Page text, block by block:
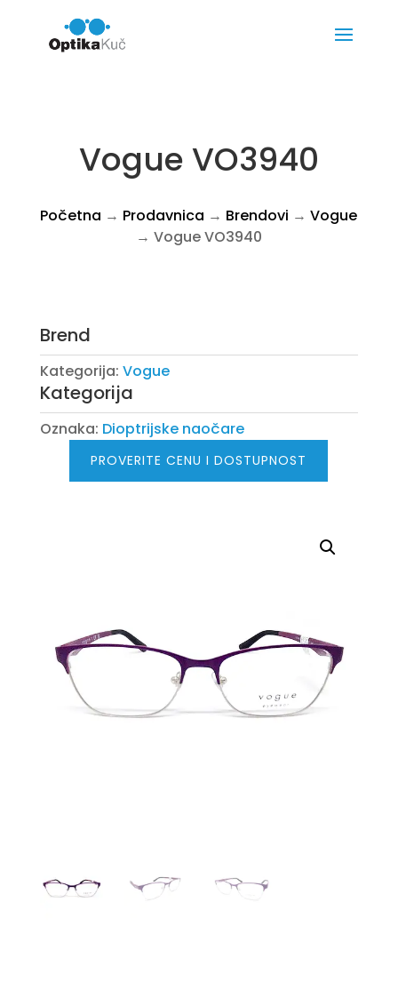
Vogue VO3940
Početna → Prodavnica → Brendovi →Vogue
→ Vogue VO3940
Brend
Kategorija: Vogue
Kategorija
Oznaka: Dioptrijske naočare
PROVERITE CENU I DOSTUPNOST